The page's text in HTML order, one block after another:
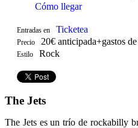
Cómo llegar
Entradas en Ticketea
Precio 20€ anticipada+gastos
Estilo Rock
The Jets
The Jets es un trío de rockabilly